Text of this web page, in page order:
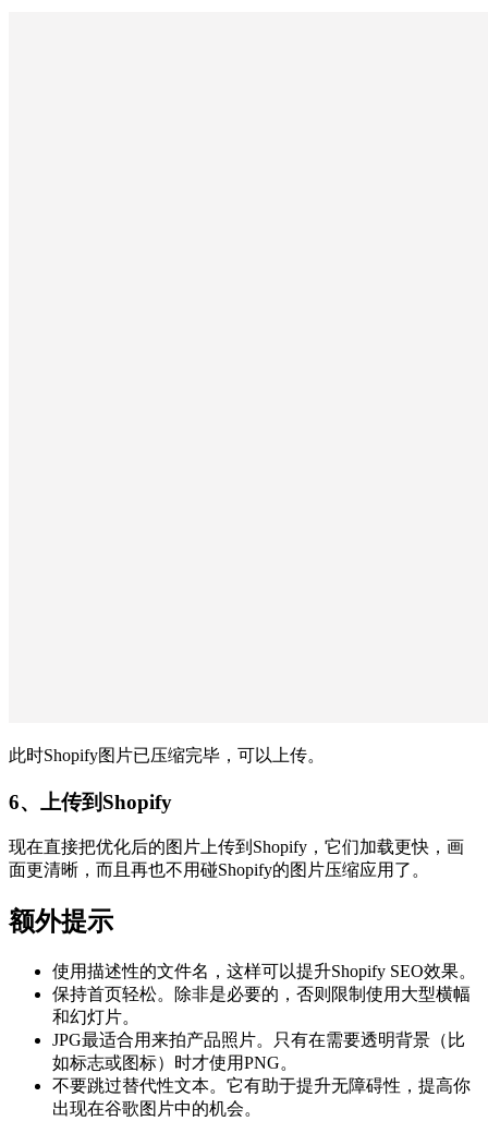
此时Shopify图片已压缩完毕，可以上传。
6、上传到Shopify
现在直接把优化后的图片上传到Shopify，它们加载更快，画
面更清晰，而且再也不用碰Shopify的图片压缩应用了。
额外提示
使用描述性的文件名，这样可以提升Shopify SEO效果。
保持首页轻松。除非是必要的，否则限制使用大型横幅
和幻灯片。
JPG最适合用来拍产品照片。只有在需要透明背景（比
如标志或图标）时才使用PNG。
不要跳过替代性文本。它有助于提升无障碍性，提高你
出现在谷歌图片中的机会。